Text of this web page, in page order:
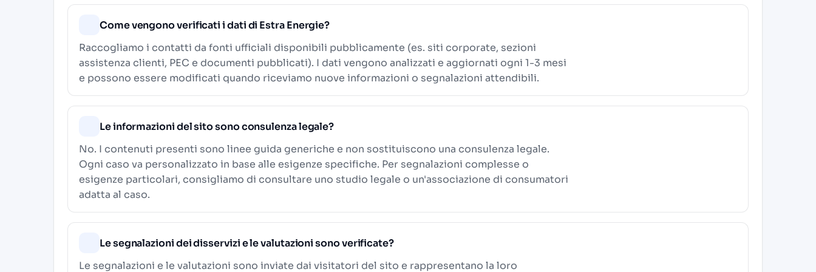
Come vengono verificati i dati di Estra Energie?
Raccogliamo i contatti da fonti ufficiali disponibili pubblicamente (es. siti corporate, sezioni
assistenza clienti, PEC e documenti pubblicati). I dati vengono analizzati e aggiornati ogni 1-3 mesi
e possono essere modificati quando riceviamo nuove informazioni o segnalazioni attendibili.
Le informazioni del sito sono consulenza legale?
No. I contenuti presenti sono linee guida generiche e non sostituiscono una consulenza legale.
Ogni caso va personalizzato in base alle esigenze specifiche. Per segnalazioni complesse o
esigenze particolari, consigliamo di consultare uno studio legale o un'associazione di consumatori
adatta al caso.
Le segnalazioni dei disservizi e le valutazioni sono verificate?
Le segnalazioni e le valutazioni sono inviate dai visitatori del sito e rappresentano la loro